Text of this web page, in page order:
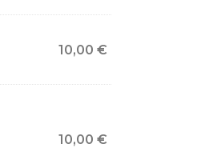
10,00 €
10,00 €